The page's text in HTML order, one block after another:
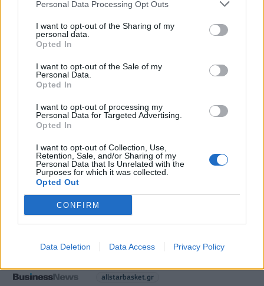
Personal Data Processing Opt Outs
I want to opt-out of the Sharing of my
personal data.
Opted In
I want to opt-out of the Sale of my
Personal Data.
Opted In
I want to opt-out of processing my
Personal Data for Targeted Advertising.
Opted In
I want to opt-out of Collection, Use,
Retention, Sale, and/or Sharing of my
Personal Data that Is Unrelated with the
Purposes for which it was collected.
Opted Out
CONFIRM
Data Deletion Data Access Privacy Policy
ελέγχους
09/08/2026 - 10:29 ΚΟΣΜΟΣ
Υπ. Μεταφορών: Οριστική λύση στο ζήτημα των
πινακίδων κυκλοφορίας - Τέλος στις χρονοβόρες
διαδικασίες
09/08/2026 - 11:18
Από τη Δυτική Αττική στη Νότια Γαλλία : Οι
εμπειρίες Ελλήνων και Γάλλων πυροσβεστών από
09/08/2026 - 12:08 ΚΟΣΜΟΣ
DIRECTION BUSINESS NETWORK
allstarbasket.gr